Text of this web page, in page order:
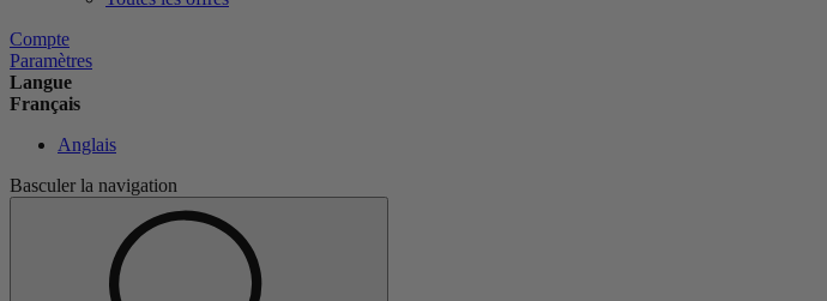
Compte
Paramètres
Langue
Français
Anglais
Basculer la navigation